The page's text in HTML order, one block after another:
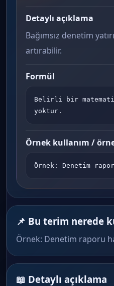
Detaylı açıklama
Bağımsız denetim
artırabilir.
Formül
Belirli bir
yoktur.
Örnek kullanım /
Örnek: Denetim
📌 Bu terim nerede
Örnek: Denetim raporu
📖 Detaylı açıklama